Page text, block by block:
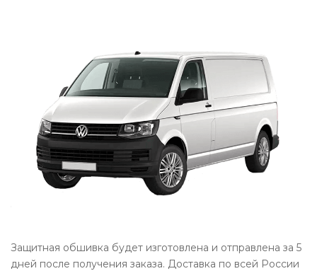
Защитная обшивка будет изготовлена и отправлена за 5
дней после получения заказа. Доставка по всей России